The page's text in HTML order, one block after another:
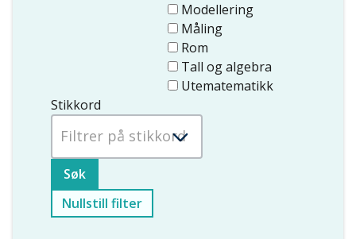
Modellering
Måling
Rom
Tall og algebra
Utematematikk
Stikkord
Nullstill filter